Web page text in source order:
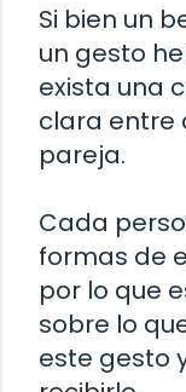
Si bien un
un gesto
exista una
clara entre
pareja.
Cada
formas de
por lo que
sobre lo
este gesto